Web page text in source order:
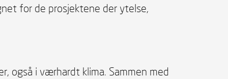
for de prosjektene der ytelse,
også i værhardt klima. Sammen med